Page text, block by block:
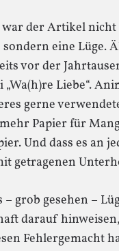
der Artikel nicht
eine Lüge.
vor der
Liebe“.
gerne
Papier für
Und dass es an
getragenen
– grob gesehen –
darauf
Fehlergemacht